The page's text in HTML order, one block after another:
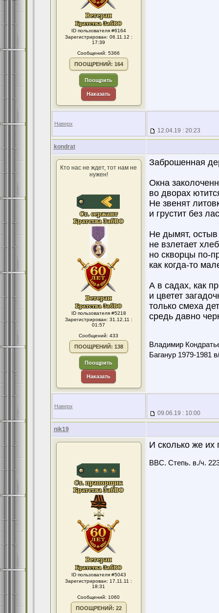
ID пользователя #6164
Зарегистрирован: 06.11.12 :
17:39
Сообщений: 5366
ПООЩРЕНИЙ: 164
Поощрить
Наказать
Наверх
12.04.19 : 20:23
kondrat
Кто нас не ждет, тот нам не
нужен!
ID пользователя #5218
Зарегистрирован: 31.12.11 :
01:57
Сообщений: 433
ПООЩРЕНИЙ: 138
Поощрить
Наказать
Заброшенная
Окна
во дворах
Не звенят
и грустит без
Не дымят, остыв
не взлетает
но скворцы по-
как когда-то
А в садах, как
и цветет
только смеха
средь давно
Владимир
Баганур 1979-1981
Наверх
09.06.19 : 10:00
nik19
ID пользователя #5043
Зарегистрирован: 17.11.11 :
18:31
Сообщений: 1060
ПООЩРЕНИЙ: 22
И сколько же их
ВВС. Степь. в./ч.